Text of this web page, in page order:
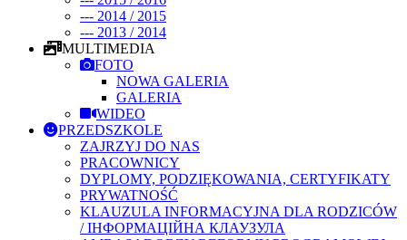
--- 2014 / 2015
--- 2013 / 2014
MULTIMEDIA
FOTO
NOWA GALERIA
GALERIA
WIDEO
PRZEDSZKOLE
ZAJRZYJ DO NAS
PRACOWNICY
DYPLOMY, PODZIĘKOWANIA, CERTYFIKATY
PRYWATNOŚĆ
KLAUZULA INFORMACYJNA DLA RODZICÓW
/ ІНФОРМАЦІЙНА КЛАУЗУЛА